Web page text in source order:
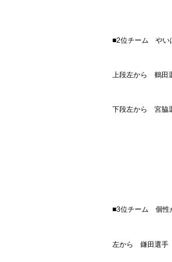
■2位チーム やい
上段左から 鶴田
下段左から 宮脇
■3位チーム 個性
左から 鎌田選